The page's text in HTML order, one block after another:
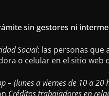
sin gestores ni
Social: las personas que
o celular en el sitio web
– (lunes a viernes de 10 a 20
Créditos trabajadores en